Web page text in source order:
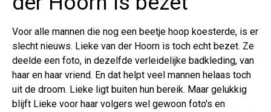
Voor alle mannen die nog een beetje hoop koesterde, is er
slecht nieuws. Lieke van der Hoorn is toch echt bezet. Ze
deelde een foto, in dezelfde verleidelijke badkleding, van
haar en haar vriend. En dat helpt veel mannen helaas toch
uit de droom. Lieke ligt buiten hun bereik. Maar gelukkig
blijft Lieke voor haar volgers wel gewoon foto's en